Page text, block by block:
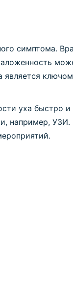
симптома.
является
уха быстро и
например,